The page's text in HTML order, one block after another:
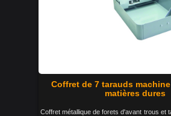
Coffret de 7 tarauds
matières dures
Coffret métallique de forets d'avant trous et